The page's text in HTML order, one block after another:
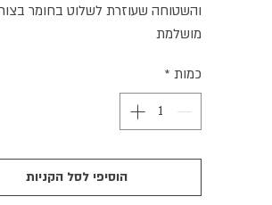
והשטוחה שעוזרת לשלוט בחומר
מושלמת
כמות *
הוסיפי לסל הקניות